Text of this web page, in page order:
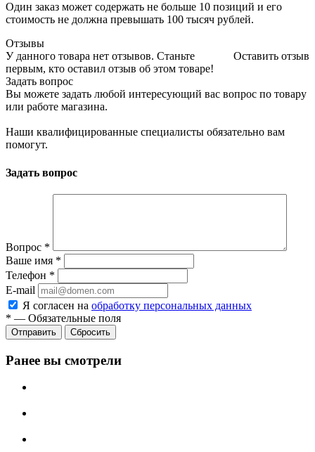
Один заказ может содержать не больше 10 позиций и его
стоимость не должна превышать 100 тысяч рублей.
Отзывы
Оставить отзыв
У данного товара нет отзывов. Станьте
первым, кто оставил отзыв об этом товаре!
Задать вопрос
Вы можете задать любой интересующий вас вопрос по товару
или работе магазина.
Наши квалифицированные специалисты обязательно вам
помогут.
Задать вопрос
Вопрос *
Ваше имя *
Телефон *
E-mail
Я согласен на обработку персональных данных
* — Обязательные поля
Отправить Сбросить
Ранее вы смотрели